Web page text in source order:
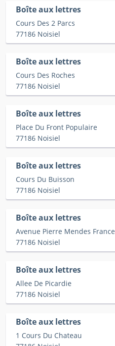
Boîte aux lettres
Cours Des 2 Parcs
77186 Noisiel
Boîte aux lettres
Cours Des Roches
77186 Noisiel
Boîte aux lettres
Place Du Front Populaire
77186 Noisiel
Boîte aux lettres
Cours Du Buisson
77186 Noisiel
Boîte aux lettres
Avenue Pierre Mendes France
77186 Noisiel
Boîte aux lettres
Allee De Picardie
77186 Noisiel
Boîte aux lettres
1 Cours Du Chateau